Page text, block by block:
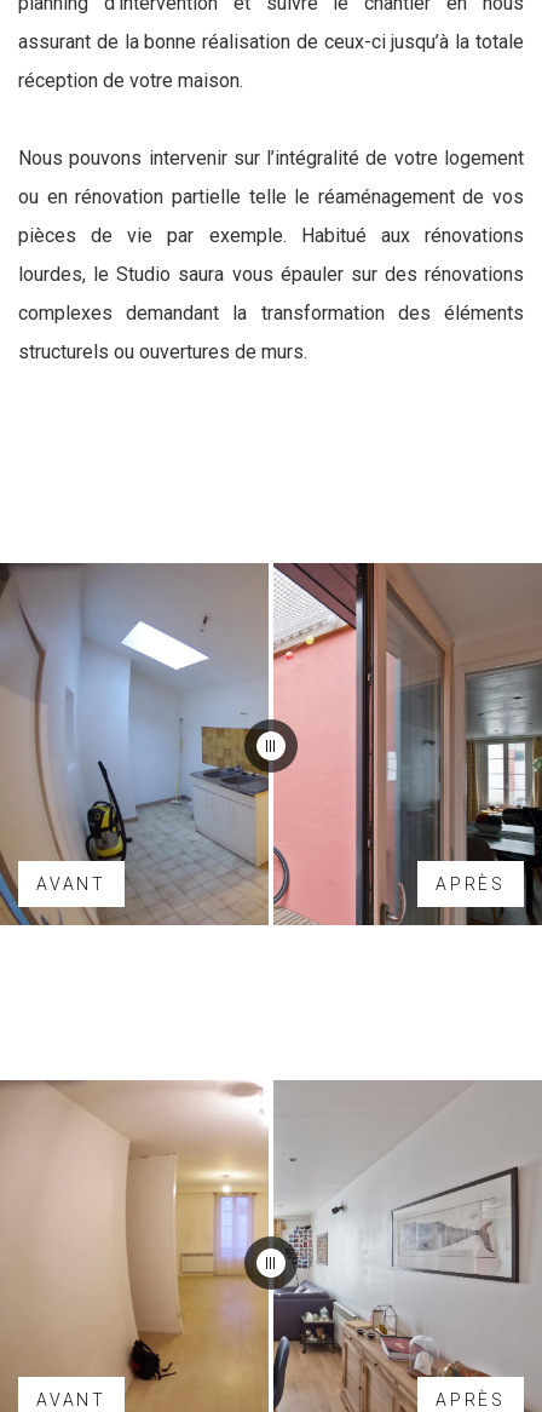
assurant de la bonne réalisation de ceux-ci jusqu’à la totale
réception de votre maison.
Nous pouvons intervenir sur l’intégralité de votre logement
ou en rénovation partielle telle le réaménagement de vos
pièces de vie par exemple. Habitué aux rénovations
lourdes, le Studio saura vous épauler sur des rénovations
complexes demandant la transformation des éléments
structurels ou ouvertures de murs.
AVANT APRÈS
AVANT APRÈS